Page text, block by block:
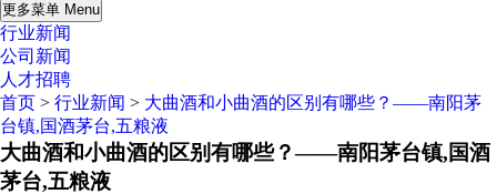
更多菜单 Menu
行业新闻
公司新闻
人才招聘
首页 > 行业新闻 > 大曲酒和小曲酒的区别有哪些？——南阳茅
台镇,国酒茅台,五粮液
大曲酒和小曲酒的区别有哪些？——南阳茅台镇,国酒
茅台,五粮液